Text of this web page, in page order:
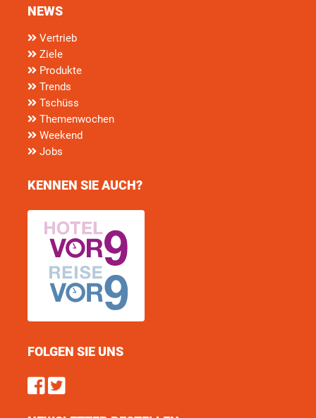
NEWS
Vertrieb
Ziele
Produkte
Trends
Tschüss
Themenwochen
Weekend
Jobs
KENNEN SIE AUCH?
FOLGEN SIE UNS
Find us on Facebook
Follow us on Twitter